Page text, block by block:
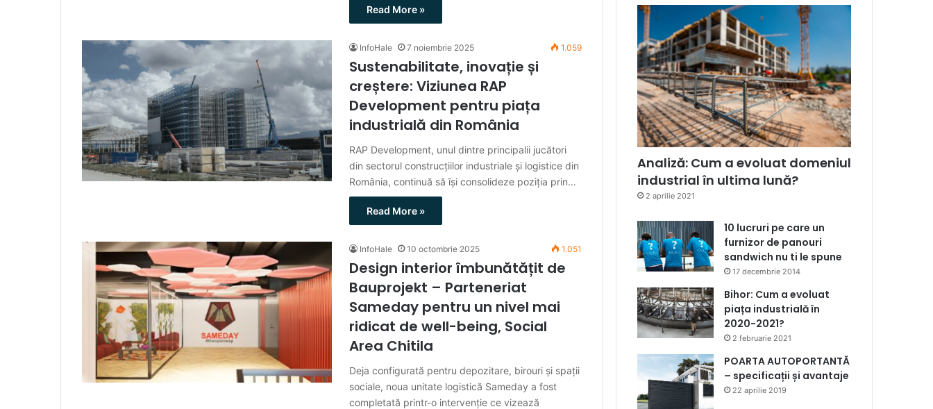
Read More »
InfoHale 7 noiembrie 2025 1.059
Sustenabilitate, inovație și
creștere: Viziunea RAP
Development pentru piața
industrială din România
RAP Development, unul dintre principalii jucători
din sectorul construcțiilor industriale și logistice din
România, continuă să își consolideze poziția prin…
Read More »
InfoHale 10 octombrie 2025 1.051
Design interior îmbunătățit de
Bauprojekt – Parteneriat
Sameday pentru un nivel mai
ridicat de well-being, Social
Area Chitila
Deja configurată pentru depozitare, birouri și spații
sociale, noua unitate logistică Sameday a fost
completată printr-o intervenție ce vizează
Analiză: Cum a evoluat domeniul
industrial în ultima lună?
2 aprilie 2021
10 lucruri pe care un
furnizor de panouri
sandwich nu ti le spune
17 decembrie 2014
Bihor: Cum a evoluat
piața industrială în
2020-2021?
2 februarie 2021
POARTA AUTOPORTANTĂ
– specificații și avantaje
22 aprilie 2019